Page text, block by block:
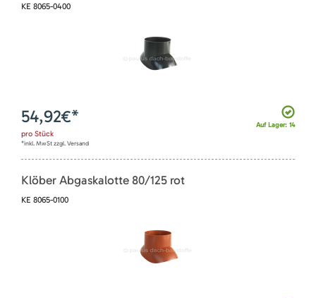
KE 8065-0400
Auf Lager: 14
54,92€*
pro Stück
*inkl. MwSt zzgl. Versand
Klöber Abgaskalotte 80/125 rot
KE 8065-0100